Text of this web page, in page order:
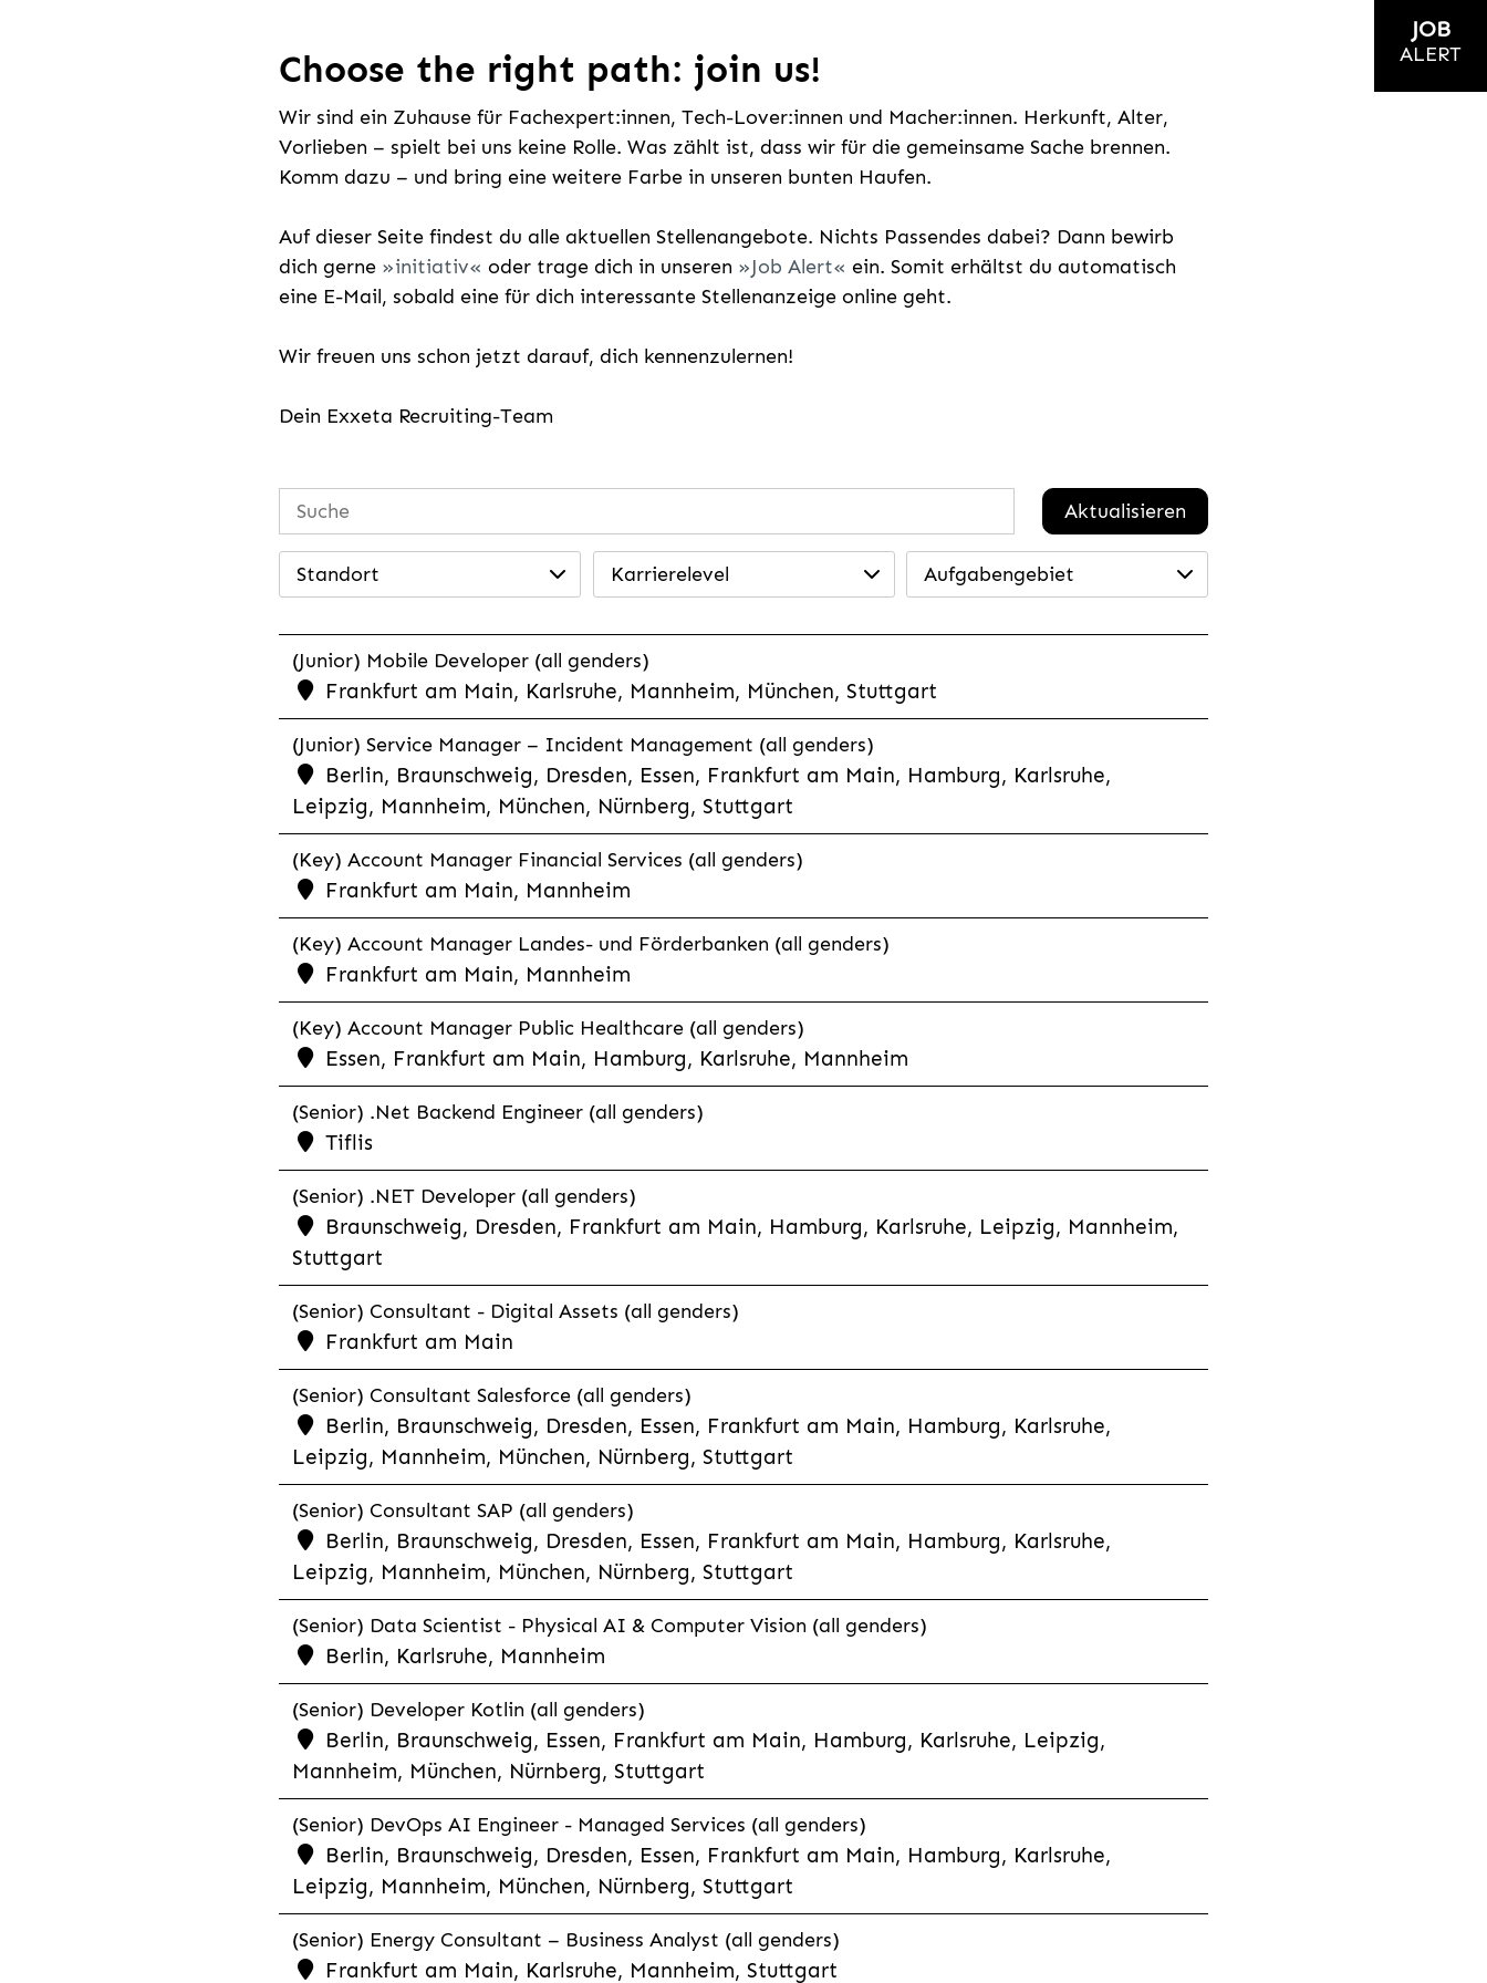
Choose the right path: join us!
Wir sind ein Zuhause für Fachexpert:innen, Tech-Lover:innen und Macher:innen. Herkunft, Alter,
Vorlieben – spielt bei uns keine Rolle. Was zählt ist, dass wir für die gemeinsame Sache brennen.
Komm dazu – und bring eine weitere Farbe in unseren bunten Haufen.
Auf dieser Seite findest du alle aktuellen Stellenangebote. Nichts Passendes dabei? Dann bewirb
dich gerne
initiativ oder trage dich in unseren Job Alert
ein. Somit erhältst du automatisch
eine E-Mail, sobald eine für dich interessante Stellenanzeige online geht.
Wir freuen uns schon jetzt darauf, dich kennenzulernen!
Dein Exxeta Recruiting-Team
Aktualisieren
Standort Karrierelevel Aufgabengebiet
(Junior) Mobile Developer (all genders)
Frankfurt am Main, Karlsruhe, Mannheim, München, Stuttgart
(Junior) Service Manager – Incident Management (all genders)
Berlin, Braunschweig, Dresden, Essen, Frankfurt am Main, Hamburg, Karlsruhe,
Leipzig, Mannheim, München, Nürnberg, Stuttgart
(Key) Account Manager Financial Services (all genders)
Frankfurt am Main, Mannheim
(Key) Account Manager Landes- und Förderbanken (all genders)
Frankfurt am Main, Mannheim
(Key) Account Manager Public Healthcare (all genders)
Essen, Frankfurt am Main, Hamburg, Karlsruhe, Mannheim
(Senior) .Net Backend Engineer (all genders)
Tiflis
(Senior) .NET Developer (all genders)
Braunschweig, Dresden, Frankfurt am Main, Hamburg, Karlsruhe, Leipzig, Mannheim,
Stuttgart
(Senior) Consultant - Digital Assets (all genders)
Frankfurt am Main
(Senior) Consultant Salesforce (all genders)
Berlin, Braunschweig, Dresden, Essen, Frankfurt am Main, Hamburg, Karlsruhe,
Leipzig, Mannheim, München, Nürnberg, Stuttgart
(Senior) Consultant SAP (all genders)
Berlin, Braunschweig, Dresden, Essen, Frankfurt am Main, Hamburg, Karlsruhe,
Leipzig, Mannheim, München, Nürnberg, Stuttgart
(Senior) Data Scientist - Physical AI & Computer Vision (all genders)
Berlin, Karlsruhe, Mannheim
(Senior) Developer Kotlin (all genders)
Berlin, Braunschweig, Essen, Frankfurt am Main, Hamburg, Karlsruhe, Leipzig,
Mannheim, München, Nürnberg, Stuttgart
(Senior) DevOps AI Engineer - Managed Services (all genders)
Berlin, Braunschweig, Dresden, Essen, Frankfurt am Main, Hamburg, Karlsruhe,
Leipzig, Mannheim, München, Nürnberg, Stuttgart
(Senior) Energy Consultant – Business Analyst (all genders)
Frankfurt am Main, Karlsruhe, Mannheim, Stuttgart
JOB
ALERT